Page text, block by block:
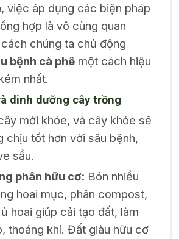
, việc áp dụng các biện pháp
hợp là vô cùng quan
chúng ta chủ động
bệnh cà phêmột cách hiệu
nhất.
dinh dưỡng cây trồng
mới khỏe, và cây khỏe sẽ
chịu tốt hơn với sâu bệnh,
sầu.
phân hữu cơ: Bón nhiều
hoai mục, phân compost,
hoai giúp cải tạo đất, làm
thoáng khí. Đất giàu hữu cơ